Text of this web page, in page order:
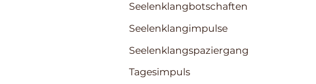
Seelenklangbotschaften
Seelenklangimpulse
Seelenklangspaziergang
Tagesimpuls